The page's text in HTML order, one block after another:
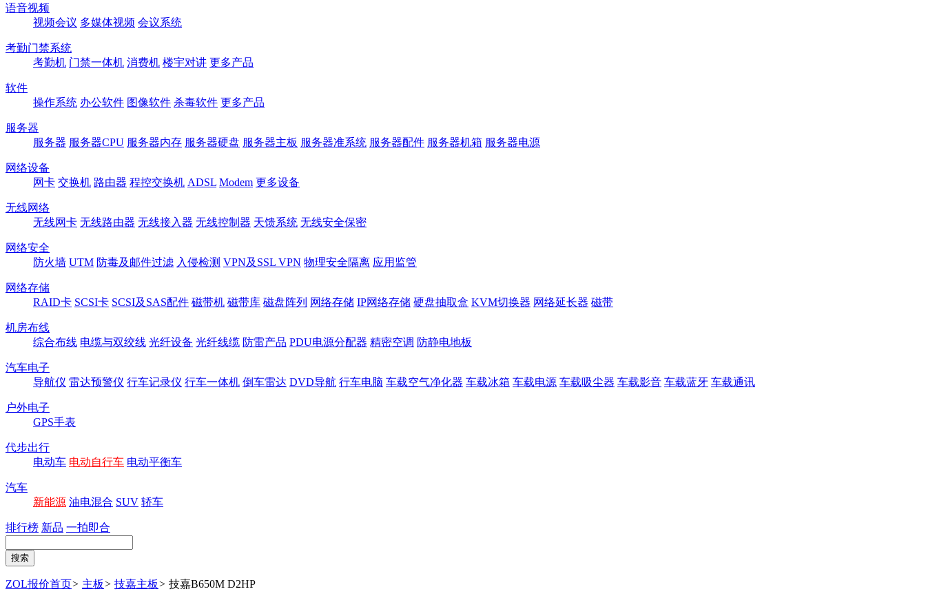
语音视频
视频会议 多媒体视频 会议系统
考勤门禁系统
考勤机 门禁一体机 消费机 楼宇对讲 更多产品
软件
操作系统 办公软件 图像软件 杀毒软件 更多产品
服务器
服务器 服务器CPU 服务器内存 服务器硬盘 服务器主板 服务器准系统 服务器配件 服务器机箱 服务器电源
网络设备
网卡 交换机 路由器 程控交换机 ADSL Modem 更多设备
无线网络
无线网卡 无线路由器 无线接入器 无线控制器 天馈系统 无线安全保密
网络安全
防火墙 UTM 防毒及邮件过滤 入侵检测 VPN及SSL VPN 物理安全隔离 应用监管
网络存储
RAID卡 SCSI卡 SCSI及SAS配件 磁带机 磁带库 磁盘阵列 网络存储 IP网络存储 硬盘抽取盒 KVM切换器 网络延长器 磁带
机房布线
综合布线 电缆与双绞线 光纤设备 光纤线缆 防雷产品 PDU电源分配器 精密空调 防静电地板
汽车电子
导航仪 雷达预警仪 行车记录仪 行车一体机 倒车雷达 DVD导航 行车电脑 车载空气净化器 车载冰箱 车载电源 车载吸尘器 车载影音 车载蓝牙 车载通讯
户外电子
GPS手表
代步出行
电动车 电动自行车 电动平衡车
汽车
新能源 油电混合 SUV 轿车
排行榜 新品 一拍即合
ZOL报价首页> 主板> 技嘉主板> 技嘉B650M D2HP